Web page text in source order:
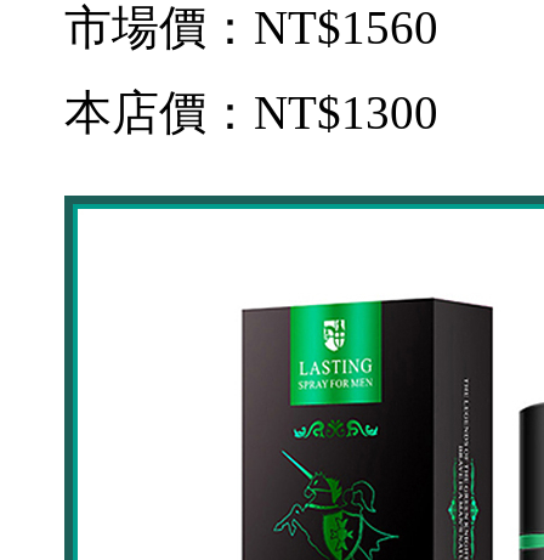
市場價： NT$1560
本店價： NT$1300